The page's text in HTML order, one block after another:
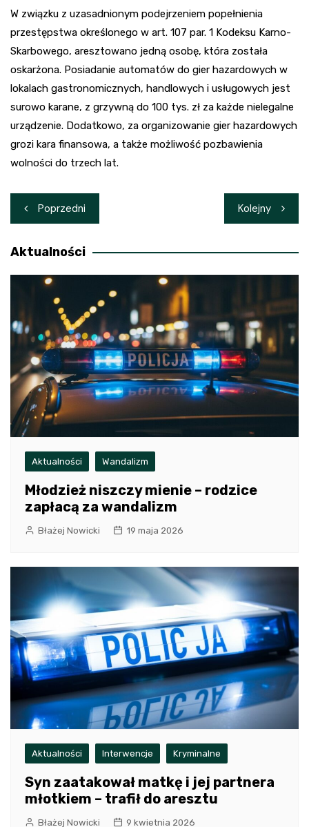
W związku z uzasadnionym podejrzeniem popełnienia
przestępstwa określonego w art. 107 par. 1 Kodeksu Karno-
Skarbowego, aresztowano jedną osobę, która została
oskarżona. Posiadanie automatów do gier hazardowych w
lokalach gastronomicznych, handlowych i usługowych jest
surowo karane, z grzywną do 100 tys. zł za każde nielegalne
urządzenie. Dodatkowo, za organizowanie gier hazardowych
grozi kara finansowa, a także możliwość pozbawienia
wolności do trzech lat.
Nawigacja
wpisu
Poprzedni Kolejny
Aktualności
Aktualności Wandalizm
Młodzież niszczy mienie – rodzice
zapłacą za wandalizm
Błażej Nowicki 19 maja 2026
Aktualności Interwencje Kryminalne
Syn zaatakował matkę i jej partnera
młotkiem – trafił do aresztu
Błażej Nowicki 9 kwietnia 2026